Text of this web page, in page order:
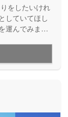
していてほし
運んでみまし
ローに自信を
てみてくださ